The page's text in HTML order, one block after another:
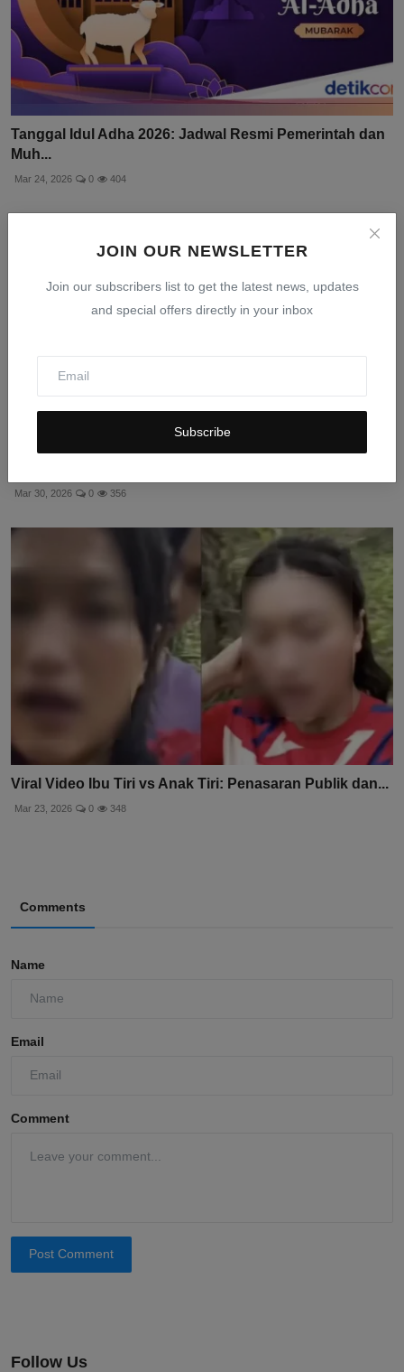
JOIN OUR NEWSLETTER
Join our subscribers list to get the latest news, updates
and special offers directly in your inbox
Subscribe
Tanggal Idul Adha 2026: Jadwal Resmi Pemerintah dan
Muh...
Mar 24, 2026 0 404
Mar 30, 2026 0 356
Viral Video Ibu Tiri vs Anak Tiri: Penasaran Publik dan...
Mar 23, 2026 0 348
Comments
Name
Email
Comment
Post Comment
Follow Us